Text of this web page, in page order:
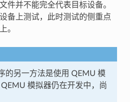
件并不能完全代表目标设备。
备上测试，此时测试的侧重点
。
的另一方法是使用 QEMU 模
模拟器仍在开发中，尚